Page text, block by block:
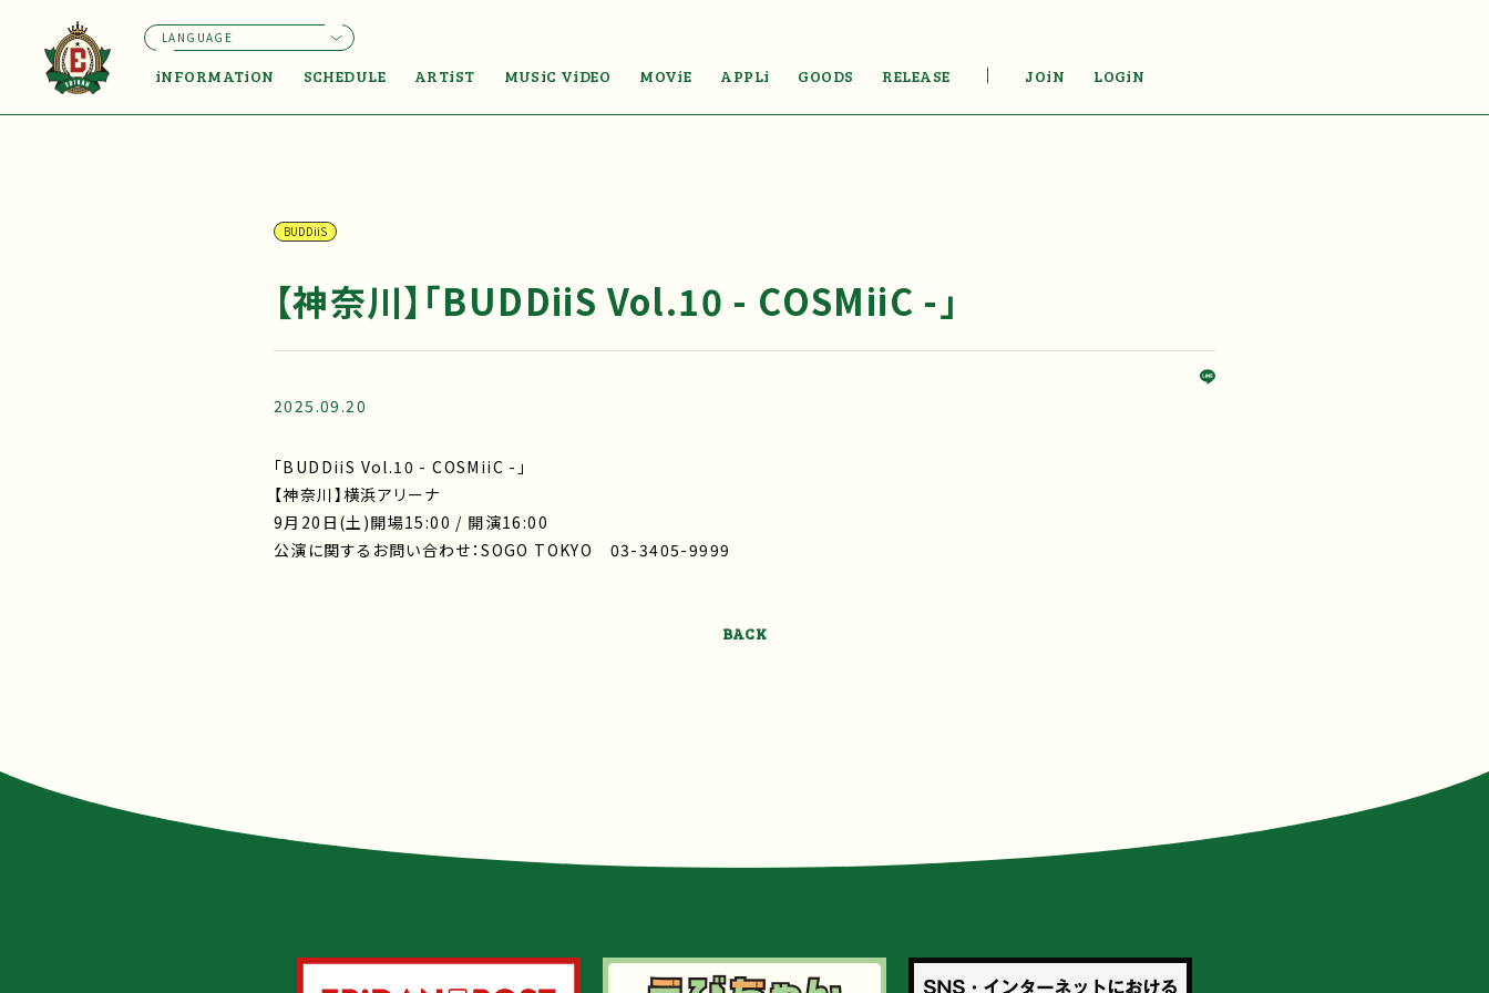
iNFORMATiON SCHEDULE ARTiST MUSiC ViDEO MOViE APPLi GOODS RELEASE JOiN LOGiN
LANGUAGE
BUDDiiS
【神奈川】「BUDDiiS Vol.10 - COSMiiC -」
2025.09.20
「BUDDiiS Vol.10 - COSMiiC -」
【神奈川】横浜アリーナ
9月20日(土)開場15:00 / 開演16:00
公演に関するお問い合わせ：SOGO TOKYO 03-3405-9999
BACK